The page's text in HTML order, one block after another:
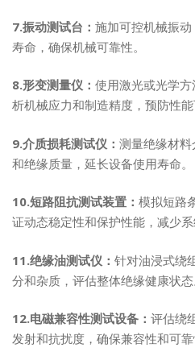
7.振动测试台： 施加可控机械振
寿命，确保机械可靠性。
8.形变测量仪： 使用激光或光学
析机械应力和制造精度，预防性能
9.介质损耗测试仪： 测量绝缘材
和绝缘质量，延长设备使用寿命。
10.短路阻抗测试装置： 模拟短路
证动态稳定性和保护性能，减少系
11.绝缘油测试仪： 针对油浸式绕
分和杂质，评估整体绝缘健康状态
12.电磁兼容性测试设备： 评估绕
发射和抗扰度，确保兼容性和可靠